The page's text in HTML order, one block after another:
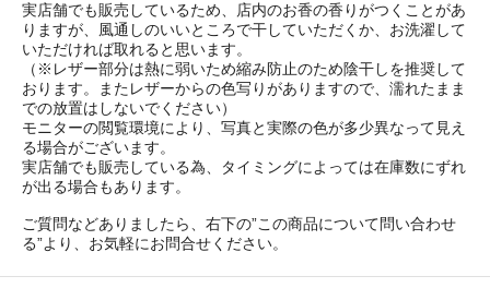
実店舗でも販売しているため、店内のお香の香りがつくことがあ
りますが、風通しのいいところで干していただくか、お洗濯して
いただければ取れると思います。
（※レザー部分は熱に弱いため縮み防止のため陰干しを推奨して
おります。またレザーからの色写りがありますので、濡れたまま
での放置はしないでください）
モニターの閲覧環境により、写真と実際の色が多少異なって見え
る場合がございます。
実店舗でも販売している為、タイミングによっては在庫数にずれ
が出る場合もあります。
ご質問などありましたら、右下の”この商品について問い合わせ
る”より、お気軽にお問合せください。